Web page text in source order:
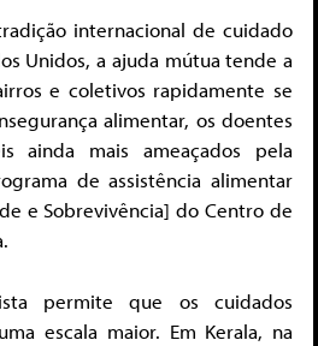
internacional de cuidado
Unidos, a ajuda mútua tende a
e coletivos rapidamente se
alimentar, os doentes
ainda mais ameaçados pela
de assistência alimentar
e Sobrevivência] do Centro de
permite que os cuidados
escala maior. Em Kerala, na